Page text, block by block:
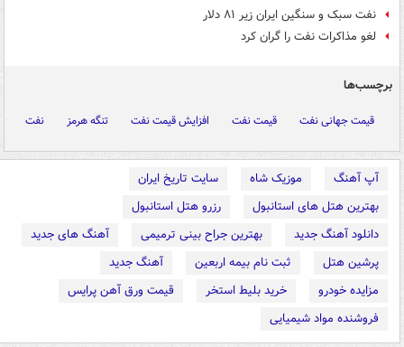
نفت سبک و سنگین ایران زیر ۸۱ دلار
لغو مذاکرات نفت را گران کرد
برچسب‌ها
قیمت جهانی نفت قیمت نفت افزایش قیمت نفت تنگه هرمز نفت
آپ آهنگ موزیک شاه
سایت تاریخ ایران
بهترین هتل های استانبول
رزرو هتل استانبول
دانلود آهنگ جدید
بهترین جراح بینی ترمیمی
آهنگ های جدید
پرشین هتل
ثبت نام بیمه اربعین
آهنگ جدید
مزایده خودرو
خرید بلیط استخر
قیمت ورق آهن پرایس
فروشنده مواد شیمیایی